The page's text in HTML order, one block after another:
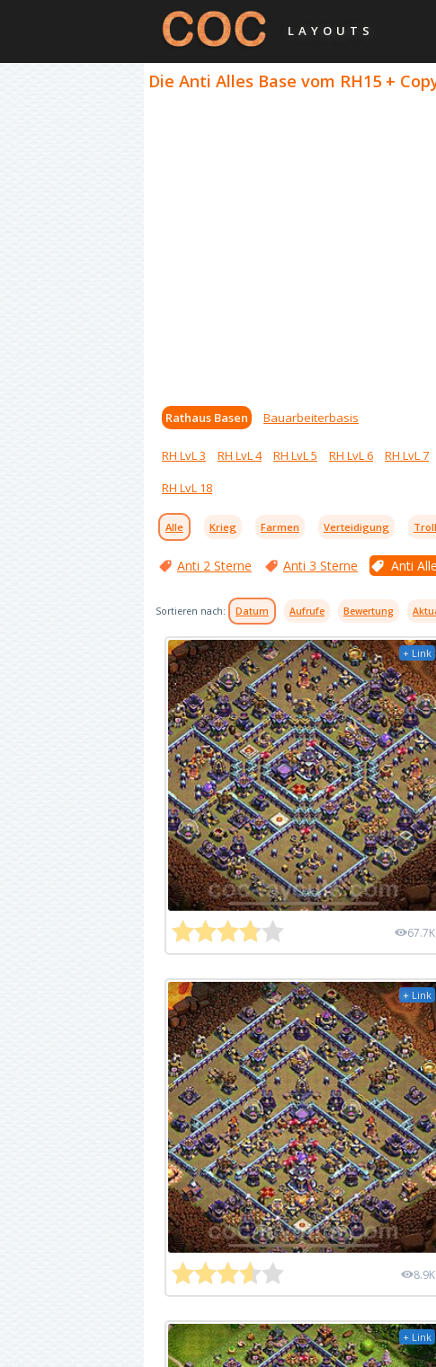
LAYOUTS
Die Anti Alles Base vom RH15 +
Rathaus Basen Bauarbeiterbasis
RH LvL 3 RH LvL 4 RH LvL 5 RH LvL 6 RH LvL 7
RH LvL 18
Alle Krieg Farmen Verteidigung
Anti 2 Sterne Anti 3 Sterne Anti
Sortieren nach: Datum Aufrufe Bewertung
+ Link
67.7K
+ Link
8.9K
+ Link